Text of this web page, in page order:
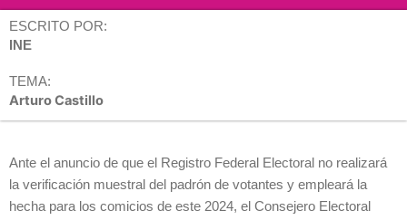
ESCRITO POR:
INE
TEMA:
Arturo Castillo
Ante el anuncio de que el Registro Federal Electoral no realizará
la verificación muestral del padrón de votantes y empleará la
hecha para los comicios de este 2024, el Consejero Electoral